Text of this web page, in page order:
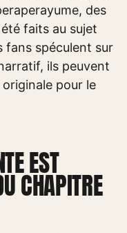
des
faits au sujet
fans spéculent sur
ils peuvent
originale pour le
EST
CHAPITRE